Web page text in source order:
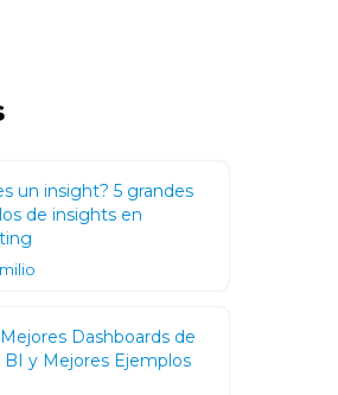
un insight? 5 grandes
de insights en
Mejores Dashboards de
BI y Mejores Ejemplos